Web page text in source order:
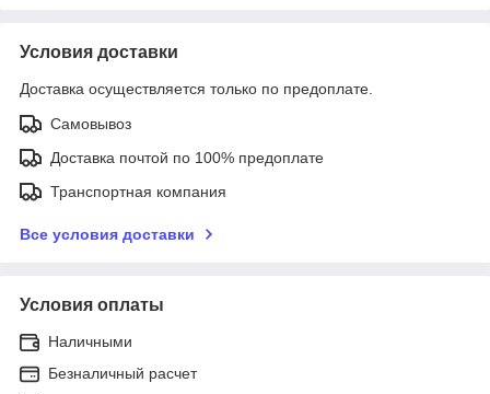
Условия доставки
Доставка осуществляется только по предоплате.
Самовывоз
Доставка почтой по 100% предоплате
Транспортная компания
Все условия доставки
Условия оплаты
Наличными
Безналичный расчет